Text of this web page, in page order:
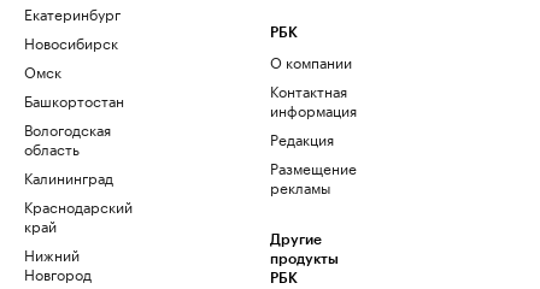
Екатеринбург
Новосибирск
Омск
Башкортостан
Вологодская
область
Калининград
Краснодарский
край
Нижний
Новгород
РБК
О компании
Контактная
информация
Редакция
Размещение
рекламы
Другие
продукты
РБК